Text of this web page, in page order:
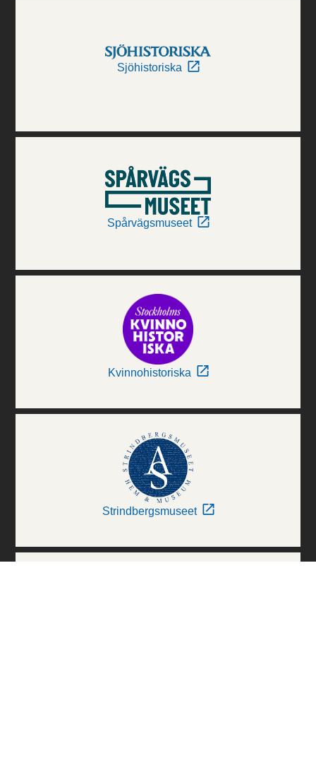
Sjöhistoriska
Spårvägsmuseet
Kvinnohistoriska
Strindbergsmuseet